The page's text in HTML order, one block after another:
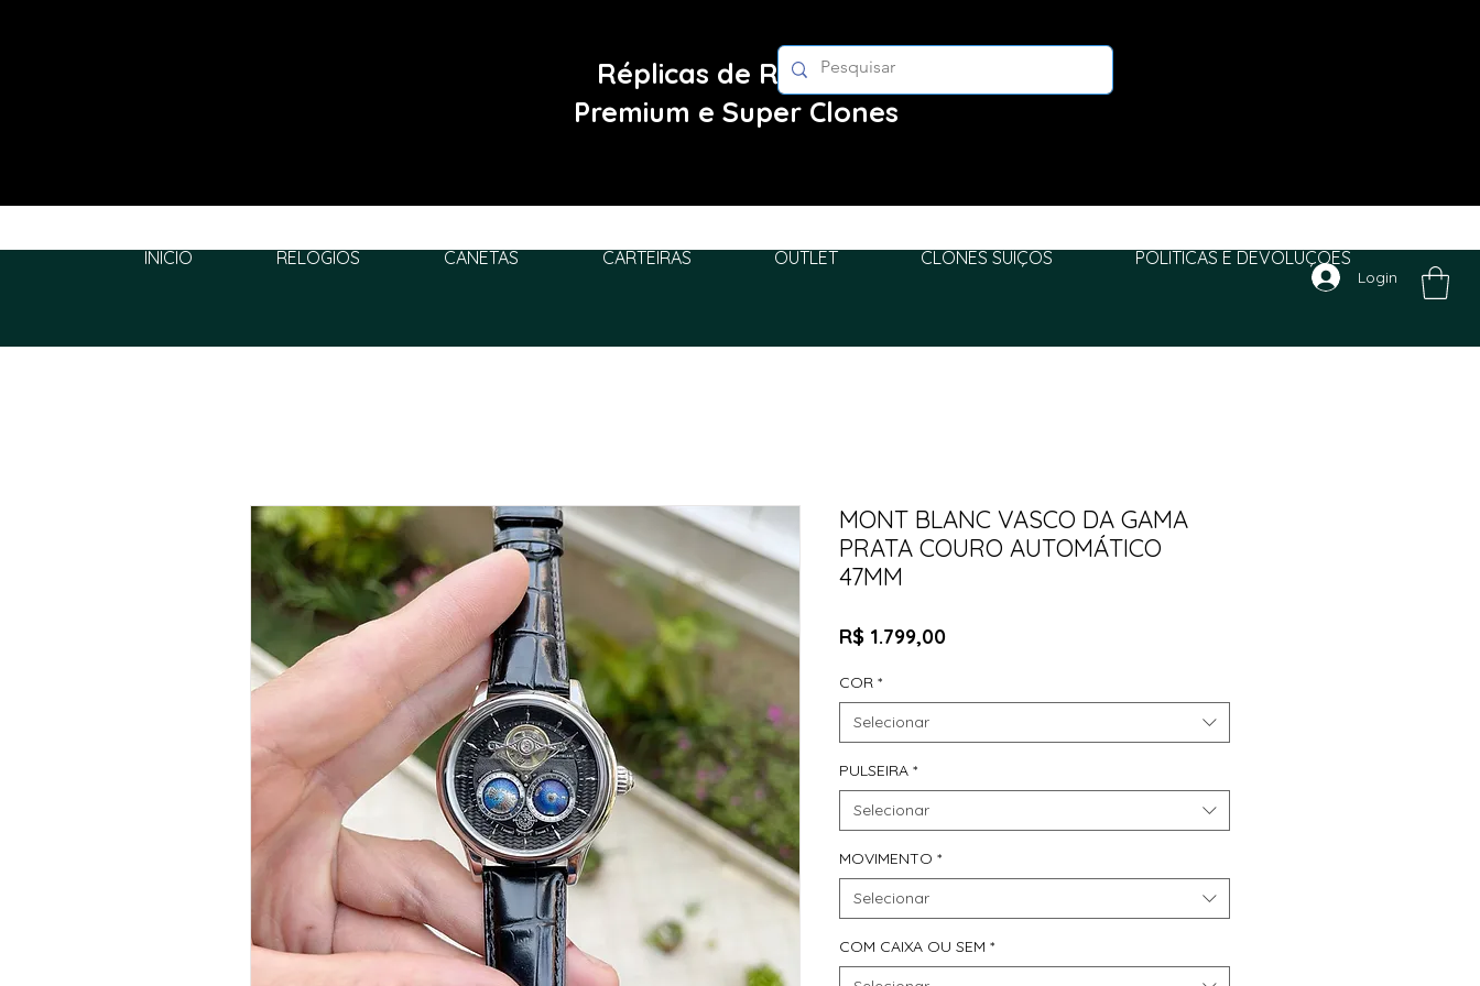
Réplicas de Relógios
Premium e Super Clones
INÍCIO RELÓGIOS CANETAS CARTEIRAS OUTLET CLONES SUIÇOS POLITICAS E DEVOLUÇÕES
Login
MONT BLANC VASCO DA GAMA
PRATA COURO AUTOMÁTICO
47MM
R$ 1.799,00Preço
COR *
Selecionar
PULSEIRA *
Selecionar
MOVIMENTO *
Selecionar
COM CAIXA OU SEM *